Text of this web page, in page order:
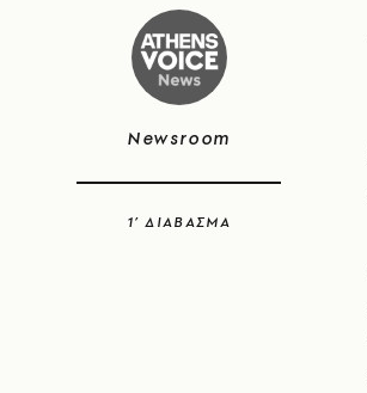
Newsroom
1’ ΔΙΑΒΑΣΜΑ